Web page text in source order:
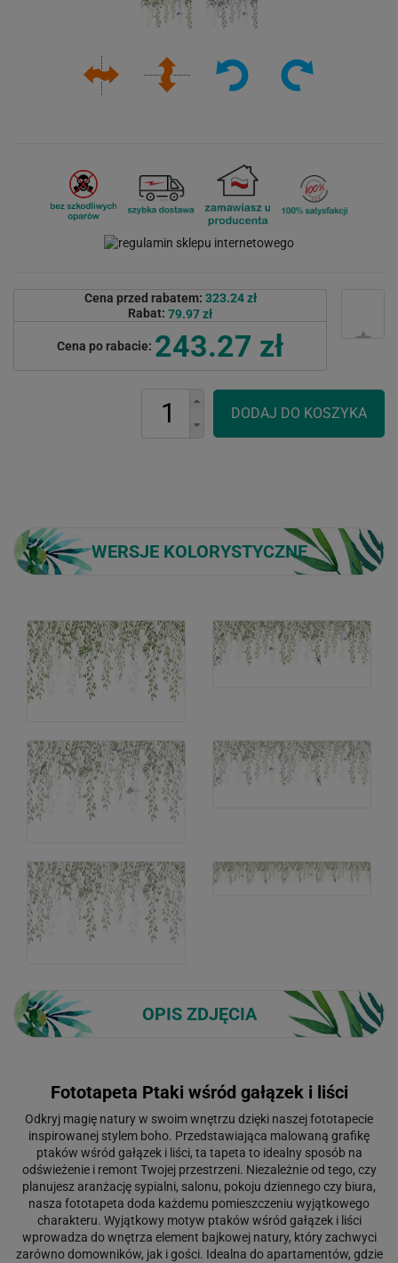
Cena przed rabatem: 323.24 zł
Rabat: 79.97 zł
Cena po rabacie: 243.27 zł
WERSJE KOLORYSTYCZNE
OPIS ZDJĘCIA
Fototapeta Ptaki wśród gałązek i liści
Odkryj magię natury w swoim wnętrzu dzięki naszej fototapecie
inspirowanej stylem boho. Przedstawiająca malowaną grafikę
ptaków wśród gałązek i liści, ta tapeta to idealny sposób na
odświeżenie i remont Twojej przestrzeni. Niezależnie od tego, czy
planujesz aranżację sypialni, salonu, pokoju dziennego czy biura,
nasza fototapeta doda każdemu pomieszczeniu wyjątkowego
charakteru. Wyjątkowy motyw ptaków wśród gałązek i liści
wprowadza do wnętrza element bajkowej natury, który zachwyci
zarówno domowników, jak i gości. Idealna do apartamentów, gdzie